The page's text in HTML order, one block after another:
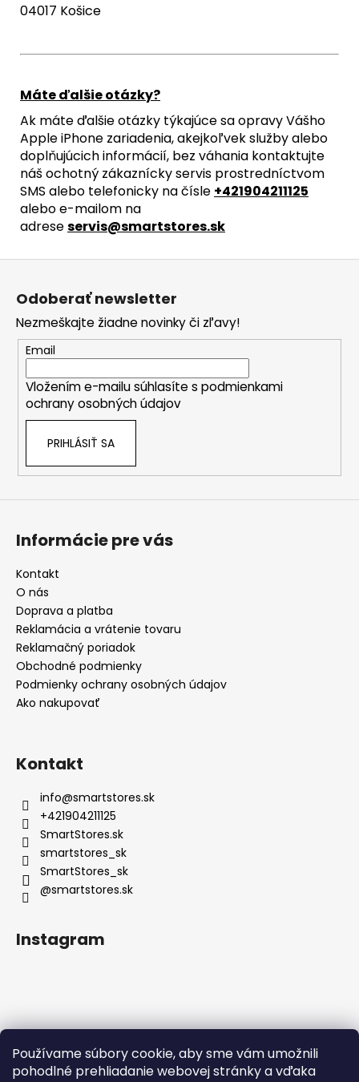
Používame súbory cookie, aby sme vám umožnili
pohodlné prehliadanie webovej stránky a vďaka
04017 Košice
Máte ďalšie otázky?
Ak máte ďalšie otázky týkajúce sa opravy Vášho
Apple iPhone zariadenia, akejkoľvek služby alebo
doplňujúcich informácií, bez váhania kontaktujte
náš ochotný zákaznícky servis prostredníctvom
SMS alebo telefonicky na čísle +421904211125
alebo e-mailom na
adreseservis@smartstores.sk
Z
Odoberať newsletter
Nezmeškajte žiadne novinky či zľavy!
Email
Vložením e-mailu súhlasíte s podmienkami
ochrany osobných údajov
PRIHLÁSIŤ SA
Informácie pre vás
Kontakt
O nás
Doprava a platba
Reklamácia a vrátenie tovaru
Reklamačný poriadok
Obchodné podmienky
Podmienky ochrany osobných údajov
Ako nakupovať
Kontakt
info@smartstores.sk
+421904211125
SmartStores.sk
smartstores_sk
SmartStores_sk
@smartstores.sk
Instagram
Sledovať na Instagrame